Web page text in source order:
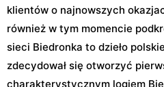
klientów o najnowszych
również w tym momencie
sieci Biedronka to dzieło
zdecydował się otworzyć
charakterystycznym logiem